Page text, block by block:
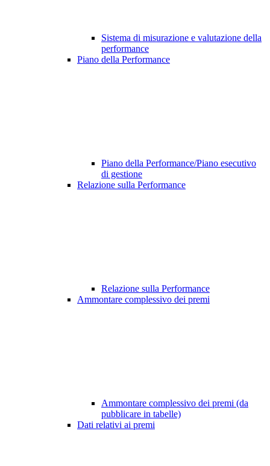
Sistema di misurazione e valutazione della
performance
Piano della Performance
Piano della Performance/Piano esecutivo
di gestione
Relazione sulla Performance
Relazione sulla Performance
Ammontare complessivo dei premi
Ammontare complessivo dei premi (da
pubblicare in tabelle)
Dati relativi ai premi